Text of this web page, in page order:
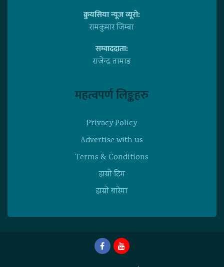
क्रुयसिया न्यूज व्यूराे:
रामकुमार जिम्बा
सम्वाददाता:
राजेन्द्र तामाङ
महत्वपर्ण लिङ्कहरु
Privacy Policy
Advertise with us
Terms & Conditions
हाम्राे टिम
हाम्राे बारेमा